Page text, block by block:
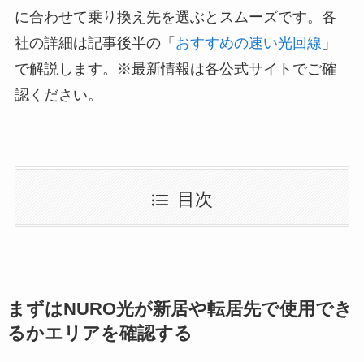
に合わせて乗り換え先を選ぶとスムーズです。各
社の詳細は記事後半の「 おすすめの速い光回線 」
で解説します。※最新情報は各公式サイトでご確
認ください。
目次
まずはNURO光が新居や転居先で使用でき
るかエリアを確認する